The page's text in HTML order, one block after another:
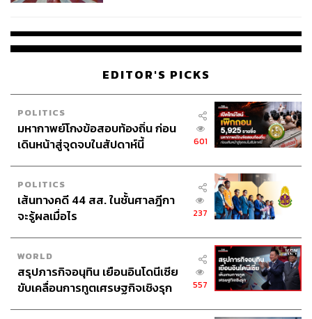
ไก่ตื่นมาทำอะไรในค็อกเทล?
The Drinks
ดริงก์ตลกเหมาะดื่มเล่นขำๆ กับเพื่อน มีตั้งแต่Sex on the
Beach (120 บาท)แค่ชื่อก็ชวนสยิว ด้วยความที่มีรสชาติ
เปรี้ยวหวานสดชื่น จึงไม่ต้องห่วงเรื่องความยากในการดื่ม
EDITOR'S PICKS
POLITICS
มหากาพย์โกงข้อสอบท้องถิ่น ก่อน
เดินหน้าสู่จุดจบในสัปดาห์นี้
601
POLITICS
เส้นทางคดี 44 สส. ในชั้นศาลฎีกา
จะรู้ผลเมื่อไร
237
WORLD
สรุปภารกิจอนุทิน เยือนอินโดนีเซีย
ขับเคลื่อนการทูตเศรษฐกิจเชิงรุก
557